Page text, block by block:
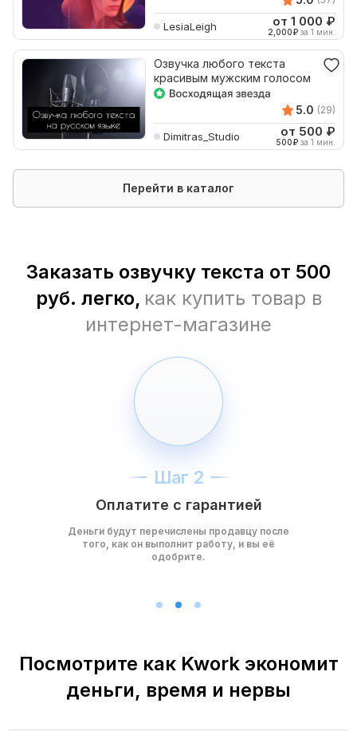
LesiaLeigh от 1 000 ₽
2,000₽ за 1 мин.
Озвучка любого текста
красивым мужским голосом
5.0 (29)
Dimitras_Studio от 500 ₽
500₽ за 1 мин.
Перейти в каталог
Заказать озвучку текста от 500
руб. легко, как купить товар в
интернет-магазине
Шаг 2
Оплатите с гарантией
Деньги будут перечислены продавцу после
того, как он выполнит работу, и вы её
одобрите.
Посмотрите как Kwork экономит
деньги, время и нервы